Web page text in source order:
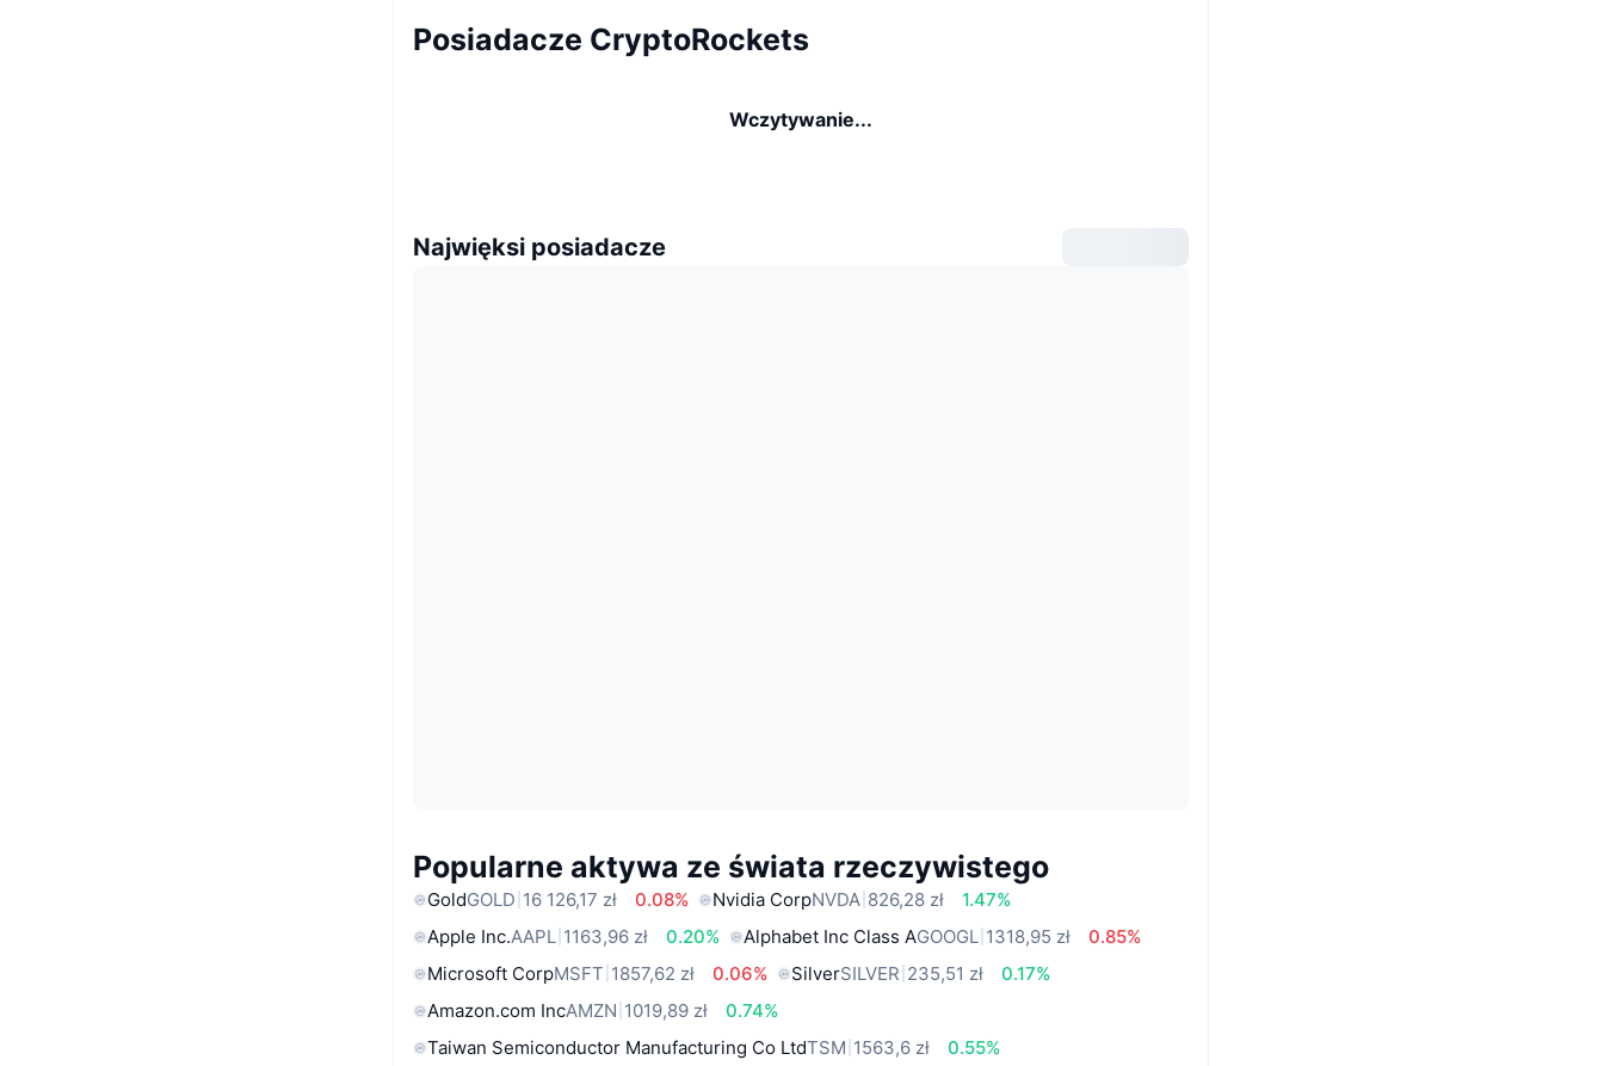
Posiadacze CryptoRockets
Wczytywanie...
Najwięksi posiadacze
Popularne aktywa ze świata rzeczywistego
GoldGOLD 16 126,17 zł 0.08% Nvidia CorpNVDA 826,28 zł
1.47%
Apple Inc.AAPL 1163,96 zł 0.20% Alphabet Inc Class AGOOGL 1318,95 zł
0.85%
Microsoft CorpMSFT 1857,62 zł 0.06% SilverSILVER 235,51 zł
0.17%
Amazon.com IncAMZN 1019,89 zł
0.74%
Taiwan Semiconductor Manufacturing Co LtdTSM 1563,6 zł
0.55%